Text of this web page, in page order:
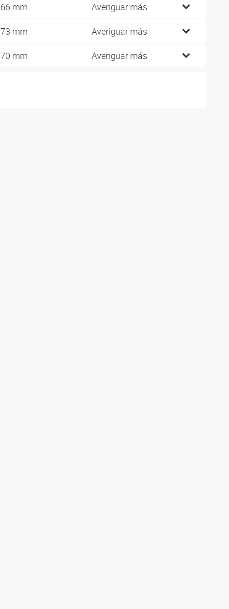
66 mm Averiguar más
73 mm Averiguar más
70 mm Averiguar más